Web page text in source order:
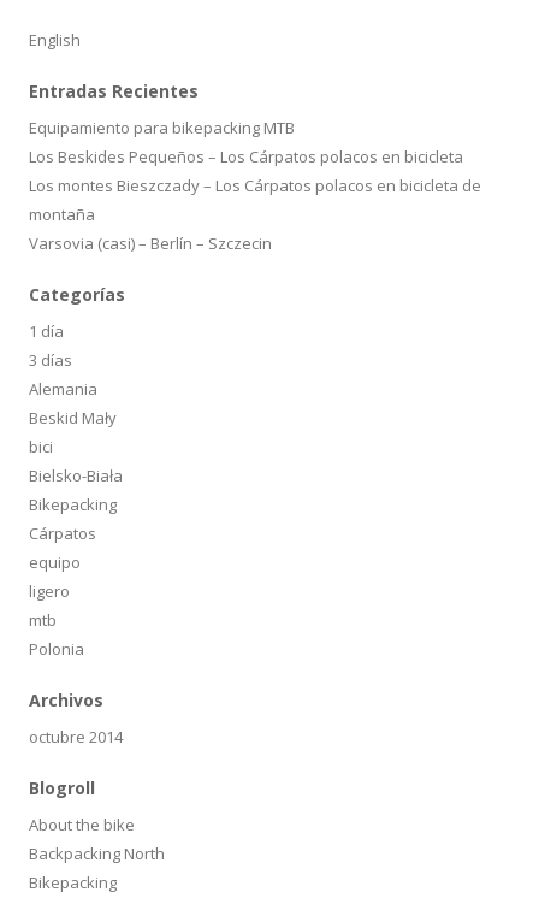
English
Entradas Recientes
Equipamiento para bikepacking MTB
Los Beskides Pequeños – Los Cárpatos polacos en bicicleta
Los montes Bieszczady – Los Cárpatos polacos en bicicleta de
montaña
Varsovia (casi) – Berlín – Szczecin
Categorías
1 día
3 días
Alemania
Beskid Mały
bici
Bielsko-Biała
Bikepacking
Cárpatos
equipo
ligero
mtb
Polonia
Archivos
octubre 2014
Blogroll
About the bike
Backpacking North
Bikepacking